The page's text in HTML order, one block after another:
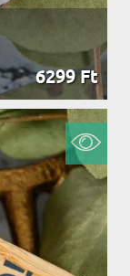
6299 Ft